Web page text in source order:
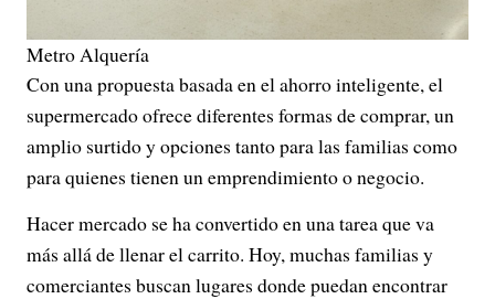
Metro Alquería
Con una propuesta basada en el ahorro inteligente, el
supermercado ofrece diferentes formas de comprar, un
amplio surtido y opciones tanto para las familias como
para quienes tienen un emprendimiento o negocio.
Hacer mercado se ha convertido en una tarea que va
más allá de llenar el carrito. Hoy, muchas familias y
comerciantes buscan lugares donde puedan encontrar